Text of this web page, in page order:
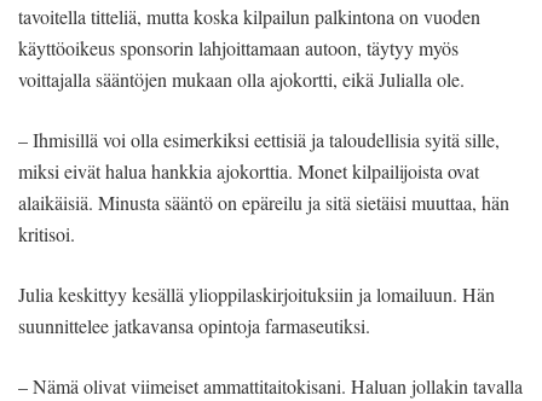
tavoitella titteliä, mutta koska kilpailun palkintona on vuoden
käyttöoikeus sponsorin lahjoittamaan autoon, täytyy myös
voittajalla sääntöjen mukaan olla ajokortti, eikä Julialla ole.
– Ihmisillä voi olla esimerkiksi eettisiä ja taloudellisia syitä sille,
miksi eivät halua hankkia ajokorttia. Monet kilpailijoista ovat
alaikäisiä. Minusta sääntö on epäreilu ja sitä sietäisi muuttaa, hän
kritisoi.
Julia keskittyy kesällä ylioppilaskirjoituksiin ja lomailuun. Hän
suunnittelee jatkavansa opintoja farmaseutiksi.
– Nämä olivat viimeiset ammattitaitokisani. Haluan jollakin tavalla